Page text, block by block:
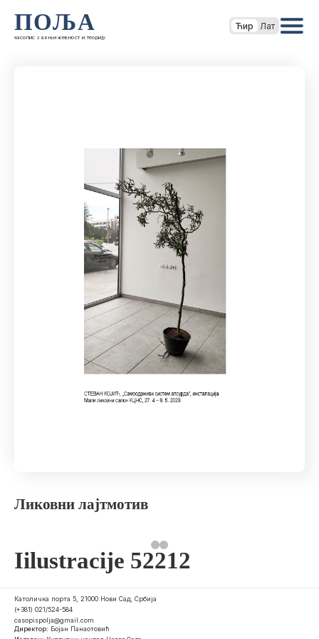
ПОЉА
часопис за књижевност и теорију
Ћир Лат
Ликовни лајтмотив
Iilustracije 52212
Католичка порта 5, 21000 Нови Сад, Србија
(+381) 021/524-584
casopispolja@gmail.com
Директор: Бојан Панаотовић